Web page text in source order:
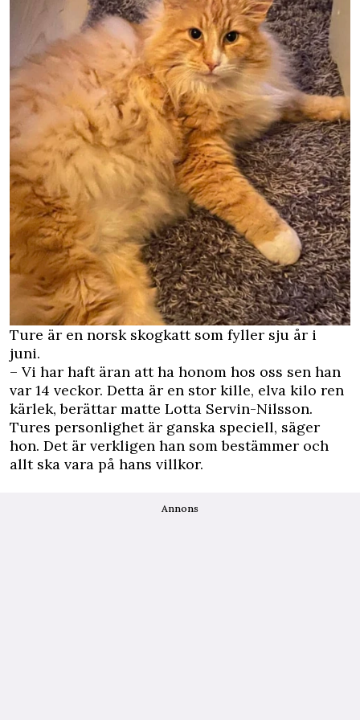
Ture är en norsk skogkatt som fyller sju år i
juni.
– Vi har haft äran att ha honom hos oss sen han
var 14 veckor. Detta är en stor kille, elva kilo ren
kärlek, berättar matte Lotta Servin-Nilsson.
Tures personlighet är ganska speciell, säger
hon. Det är verkligen han som bestämmer och
allt ska vara på hans villkor.
Annons